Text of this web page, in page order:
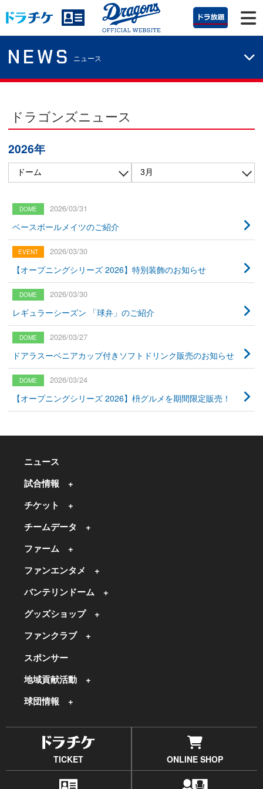
NEWS ニュース
ドラゴンズニュース
2026年
2026/03/31
ベースボールメイツのご紹介
2026/03/30
【オープニングシリーズ 2026】特別装飾のお知らせ
2026/03/30
レギュラーシーズン 「球弁」のご紹介
2026/03/27
ドアラスーベニアカップ付きソフトドリンク販売のお知らせ
2026/03/24
【オープニングシリーズ 2026】枡グルメを期間限定販売！
ニュース
試合情報
チケット
チームデータ
ファーム
ファンエンタメ
バンテリンドーム
グッズショップ
ファンクラブ
スポンサー
地域貢献活動
球団情報
TICKET ONLINE SHOP